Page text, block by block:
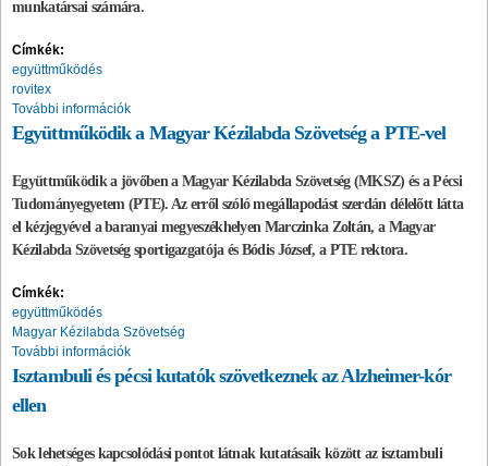
munkatársai számára.
Címkék:
együttműködés
rovitex
További információk
Együttműködik a Magyar Kézilabda Szövetség a PTE-vel
Együttműködik a jövőben a Magyar Kézilabda Szövetség (MKSZ) és a Pécsi
Tudományegyetem (PTE). Az erről szóló megállapodást szerdán délelőtt látta
el kézjegyével a baranyai megyeszékhelyen Marczinka Zoltán, a Magyar
Kézilabda Szövetség sportigazgatója és Bódis József, a PTE rektora.
Címkék:
együttműködés
Magyar Kézilabda Szövetség
További információk
Isztambuli és pécsi kutatók szövetkeznek az Alzheimer-kór
ellen
Sok lehetséges kapcsolódási pontot látnak kutatásaik között az isztambuli